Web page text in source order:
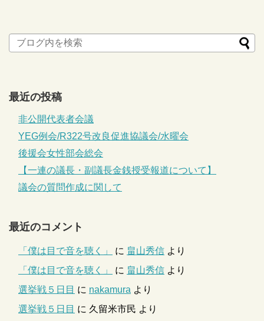
最近の投稿
非公開代表者会議
YEG例会/R322号改良促進協議会/水曜会
後援会女性部会総会
【一連の議長・副議長金銭授受報道について】
議会の質問作成に関して
最近のコメント
「僕は目で音を聴く」 に 畠山秀信 より
「僕は目で音を聴く」
に 畠山秀信 より
選挙戦５日目 に nakamura より
選挙戦５日目 に 久留米市民 より